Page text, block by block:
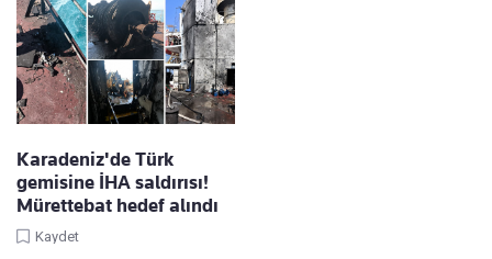
Karadeniz'de Türk
gemisine İHA saldırısı!
Mürettebat hedef alındı
Kaydet